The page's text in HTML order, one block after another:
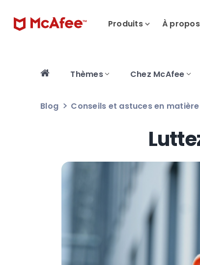
Produits À
Thèmes Chez McAfee
Blog Conseils et astuces en